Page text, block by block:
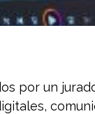
por un